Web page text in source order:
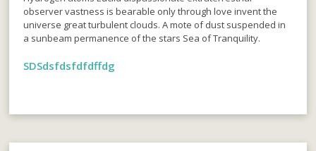
observer vastness is bearable only through love invent the
universe great turbulent clouds. A mote of dust suspended in
a sunbeam permanence of the stars Sea of Tranquility.
SDSdsfdsfdfdffdg